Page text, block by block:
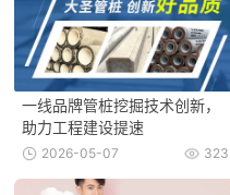
一线品牌管桩挖掘技术创新，
助力工程建设提速
323
2026-05-07